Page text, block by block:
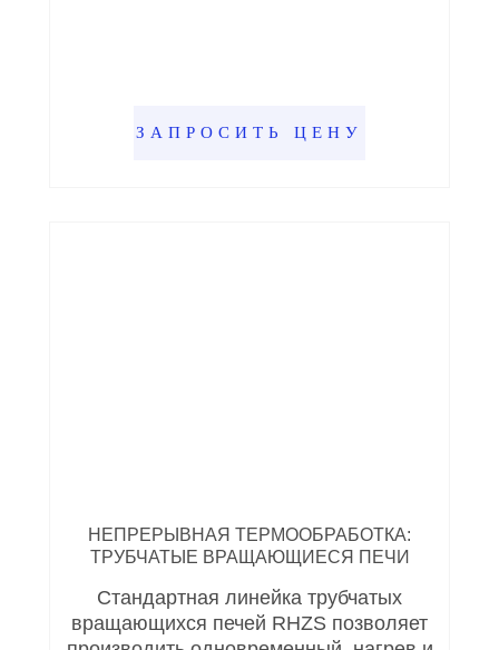
ЗАПРОСИТЬ ЦЕНУ
НЕПРЕРЫВНАЯ ТЕРМООБРАБОТКА:
ТРУБЧАТЫЕ ВРАЩАЮЩИЕСЯ ПЕЧИ
Стандартная линейка трубчатых
вращающихся печей RHZS позволяет